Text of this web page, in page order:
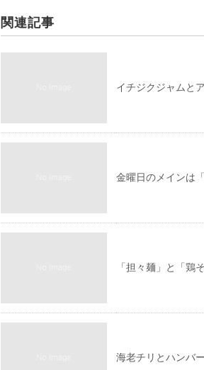
関連記事
イチジクジャムと
金曜日のメインは
「担々麺」と「鶏
海老チリとハンバ